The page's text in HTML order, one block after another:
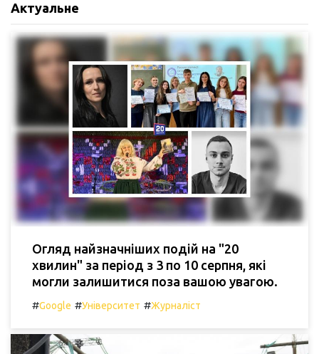
Актуальне
Огляд найзначніших подій на "20
хвилин" за період з 3 по 10 серпня, які
могли залишитися поза вашою увагою.
#Google #Університет #Журналіст